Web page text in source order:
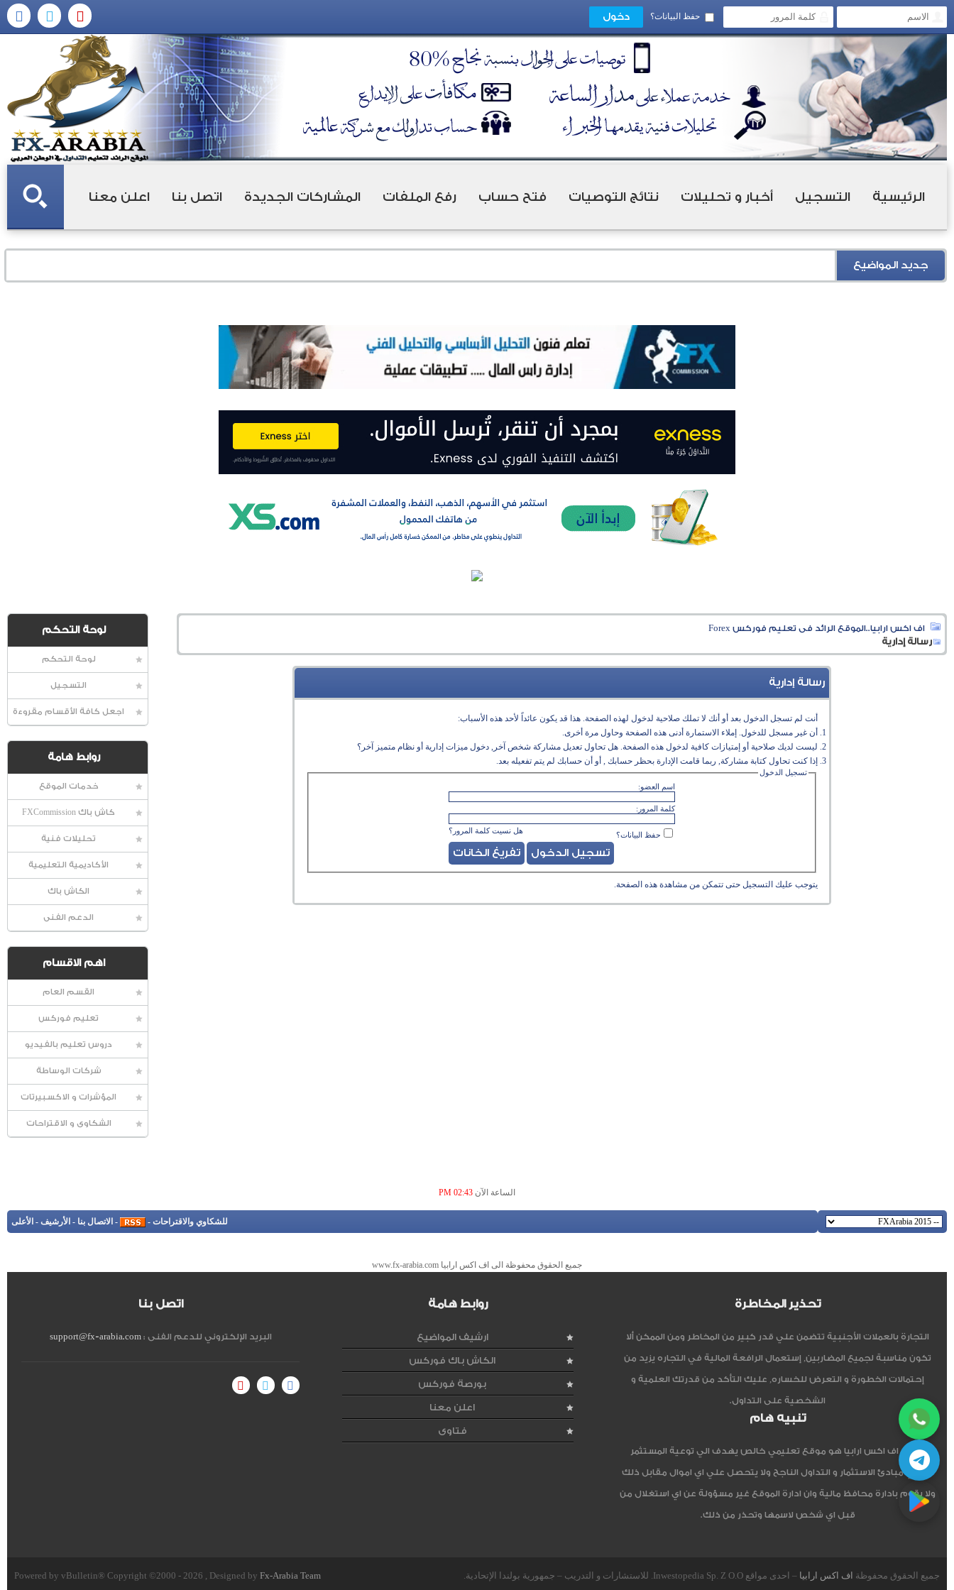
حفظ البيانات؟
الرئيسية التسجيل أخبار و تحليلات نتائج التوصيات فتح حساب رفع الملفات المشاركات الجديدة اتصل بنا اعلن معنا
جديد المواضيع
لوحة التحكم
لوحة التحكم
التسجيل
اجعل كافة الأقسام مقروءة
روابط هامة
خدمات الموقع
كاش باك FXCommission
تحليلات فنية
الأكاديمية التعليمية
الكاش باك
الدعم الفنى
اهم الاقسام
القسم العام
تعليم فوركس
دروس تعليم بالفيديو
شركات الوساطة
المؤشرات و الاكسبيرتات
الشكاوى و الاقتراحات
اف اكس ارابيا..الموقع الرائد فى تعليم فوركس Forex
رسالة إدارية
رسالة إدارية
أنت لم تسجل الدخول بعد أو أنك لا تملك صلاحية لدخول لهذه الصفحة. هذا قد يكون عائداً لأحد هذه الأسباب:
أن غير مسجل للدخول. إملاء الاستمارة أدنى هذه الصفحة وحاول مرة أخرى.
ليست لديك صلاحية أو إمتيازات كافية لدخول هذه الصفحة. هل تحاول تعديل مشاركة شخص آخر, دخول ميزات إدارية أو نظام متميز آخر؟
إذا كنت تحاول كتابة مشاركة, ربما قامت الإدارة بحظر حسابك , أو أن حسابك لم يتم تفعيله بعد.
تسجيل الدخول
اسم العضو:
كلمة المرور:
هل نسيت كلمة المرور؟ حفظ البيانات؟
يتوجب عليكالتسجيل حتى تتمكن من مشاهدة هذه الصفحة.
الساعة الآن 02:43 PM
للشكاوي والاقتراحات -
- الاتصال بنا - الأرشيف - الأعلى
جميع الحقوق محفوظة الى اف اكس ارابيا www.fx-arabia.com
تحذير المخاطرة
التجارة بالعملات الأجنبية تتضمن علي قدر كبير من المخاطر ومن الممكن ألا
تكون مناسبة لجميع المضاربين, إستعمال الرافعة المالية في التجاره يزيد من
إحتمالات الخطورة و التعرض للخساره, عليك التأكد من قدرتك العلمية و
الشخصية على التداول.
تنبيه هام
موقع اف اكس ارابيا هو موقع تعليمي خالص يهدف الي توعية المستثمر
العربي مبادئ الاستثمار و التداول الناجح ولا يتحصل علي اي اموال مقابل ذلك
ولا يقوم بادارة محافظ مالية وان ادارة الموقع غير مسؤولة عن اي استغلال من
قبل اي شخص لاسمها وتحذر من ذلك.
روابط هامة
ارشيف المواضيع
الكاش باك فوركس
بورصة فوركس
اعلن معنا
فتاوى
اتصل بنا
البريد الإلكتروني للدعم الفنى :support@fx-arabia.com
جميع الحقوق محفوظة اف اكس ارابيا – احدى مواقع Inwestopedia Sp. Z O.O. للاستشارات و التدريب – جمهورية بولندا الإتحادية. Powered by vBulletin® Copyright ©2000 - 2026 , Designed by Fx-Arabia Team